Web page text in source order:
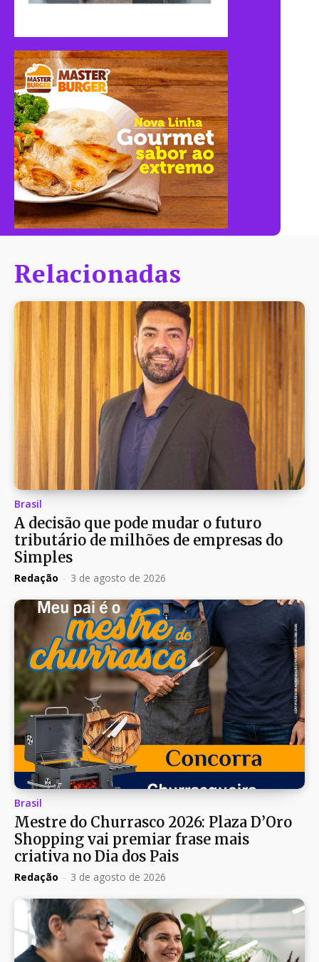
Relacionadas
Brasil
A decisão que pode mudar o futuro
tributário de milhões de empresas do
Simples
Redação - 3 de agosto de 2026
Brasil
Mestre do Churrasco 2026: Plaza D’Oro
Shopping vai premiar frase mais
criativa no Dia dos Pais
Redação - 3 de agosto de 2026